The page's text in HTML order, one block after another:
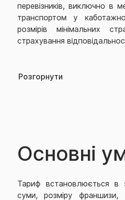
перевізників, виключно в
транспортом у
розмірів мінімальних
страхування
• банкнот та монет;
• облігацій, платіжних
Розгорнути
Основні
Тариф встановлюється в
суми, розміру франшизи,